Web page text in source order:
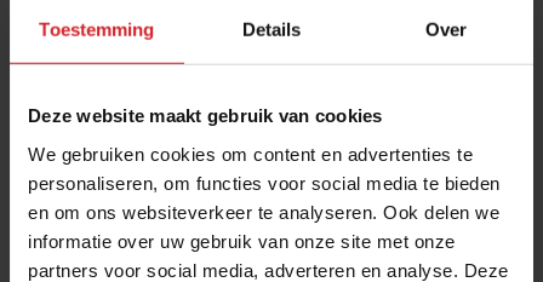
Toestemming Details Over
Deze website maakt gebruik van cookies
We gebruiken cookies om content en advertenties te
personaliseren, om functies voor social media te bieden
en om ons websiteverkeer te analyseren. Ook delen we
informatie over uw gebruik van onze site met onze
partners voor social media, adverteren en analyse. Deze
Joris Bijdendijk over hoe een horecazaak
succesvol blijft